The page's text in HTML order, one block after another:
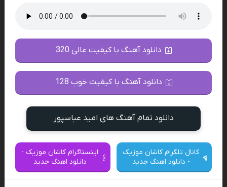
دانلود آهنگ با کیفیت عالی 320
دانلود آهنگ با کیفیت خوب 128
دانلود تمام آهنگ های امید عباسپور
کانال تلگرام کاشان موزیک
- دانلود اهنگ جدید
اینستاگرام کاشان موزیک -
دانلود اهنگ جدید